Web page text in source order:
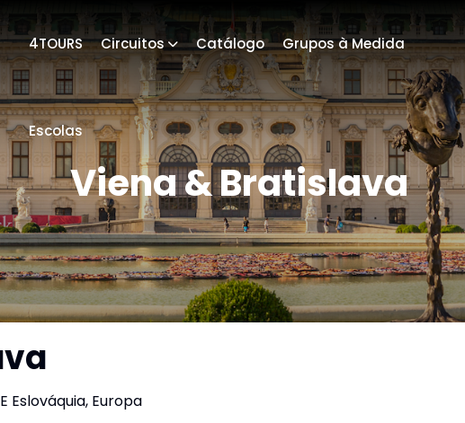
4TOURS Circuitos Catálogo Grupos à Medida
Escolas
Viena & Bratislava
Eslováquia, Europa